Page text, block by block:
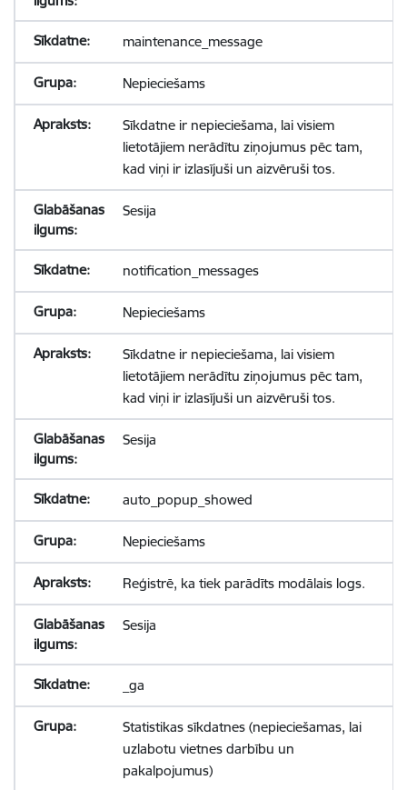
maintenance_message
Nepieciešams
Sīkdatne ir nepieciešama, lai visiem
lietotājiem nerādītu ziņojumus pēc tam,
kad viņi ir izlasījuši un aizvēruši tos.
Sesija
notification_messages
Nepieciešams
Sīkdatne ir nepieciešama, lai visiem
lietotājiem nerādītu ziņojumus pēc tam,
kad viņi ir izlasījuši un aizvēruši tos.
Sesija
auto_popup_showed
Nepieciešams
Reģistrē, ka tiek parādīts modālais logs.
Sesija
_ga
Statistikas sīkdatnes (nepieciešamas, lai
uzlabotu vietnes darbību un
pakalpojumus)